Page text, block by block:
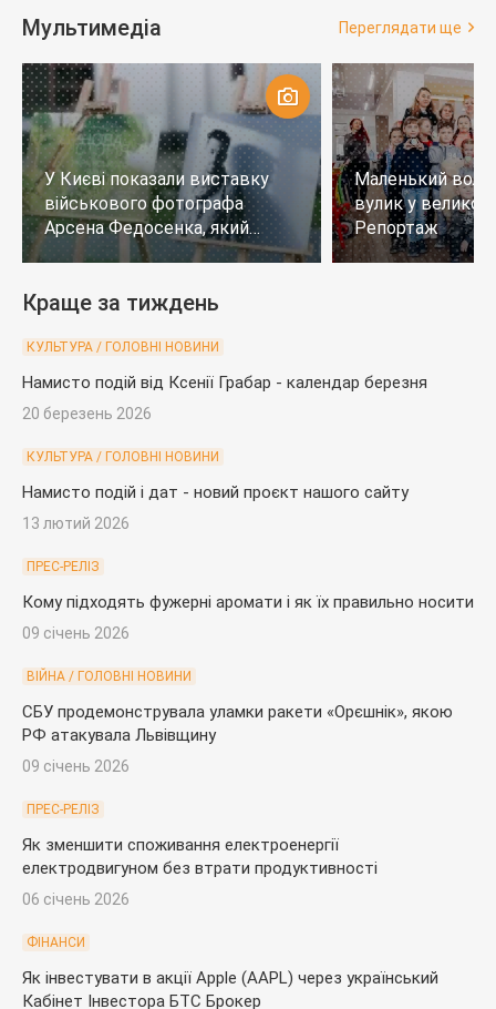
Мультимедіа Переглядати ще
У Києві показали виставку
військового фотографа
Арсена Федосенка, який
загинув на війні
Маленький
вулик у
Репортаж
Краще за тиждень
КУЛЬТУРА / ГОЛОВНІ НОВИНИ
Намисто подій від Ксенії Грабар - календар березня
20 березень 2026
КУЛЬТУРА / ГОЛОВНІ НОВИНИ
Намисто подій і дат - новий проєкт нашого сайту
13 лютий 2026
ПРЕС-РЕЛІЗ
Кому підходять фужерні аромати і як їх правильно носити
09 січень 2026
ВІЙНА / ГОЛОВНІ НОВИНИ
СБУ продемонструвала уламки ракети «Орєшнік», якою
РФ атакувала Львівщину
09 січень 2026
ПРЕС-РЕЛІЗ
Як зменшити споживання електроенергії
електродвигуном без втрати продуктивності
06 січень 2026
ФІНАНСИ
Як інвестувати в акції Apple (AAPL) через український
Кабінет Інвестора БТС Брокер